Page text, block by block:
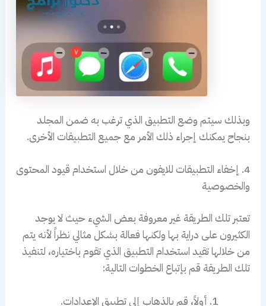
وبذلك سيتم وضع التطبيق الذي ترغب به ضمن المجلد
بنجاح يمكنك إجراء ذلك الأمر مع جميع التطبيقات الأخرى.
4. إخفاء التطبيقات للايفون من خلال استخدام قيود المحتوى
والخصوصية
تعتبر تلك الطريقة غير معروفة بعض الشيء حيث لا يوجد
الكثيرون على دراية بها ولكنها فعالة بشكل مثالي نظراً لأنه يتم
من خلالها تقيد استخدام التطبيق الذي تقوم باختياره، لتنفيذ
تلك الطريقة قم بإتباع الخطوات التالية:
أولاً، قم بالذهاب إلى تطبيق الإعدادات.